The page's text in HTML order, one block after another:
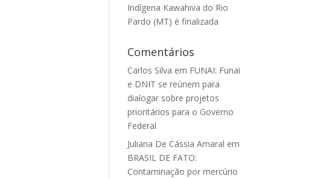
Indígena Kawahiva do Rio
Pardo (MT) é finalizada
Comentários
Carlos Silva em FUNAI: Funai
e DNIT se reúnem para
dialogar sobre projetos
prioritários para o Governo
Federal
Juliana De Cássia Amaral em
BRASIL DE FATO:
Contaminação por mercúrio